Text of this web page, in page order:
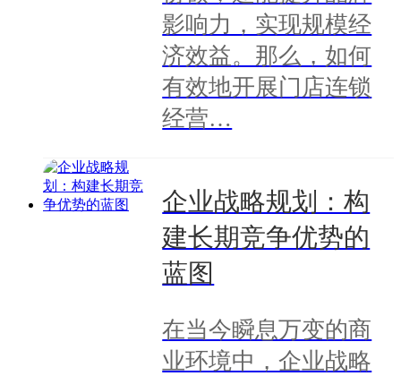
影响力，实现规模经
济效益。那么，如何
有效地开展门店连锁
经营…
企业战略规划：构
建长期竞争优势的
蓝图
在当今瞬息万变的商
业环境中，企业战略